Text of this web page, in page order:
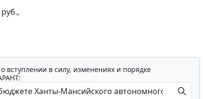
вступлении в силу, изменениях и порядке